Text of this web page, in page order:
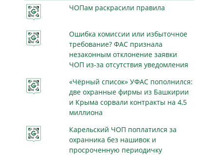
ЧОПам раскрасили правила
Ошибка комиссии или избыточное
требование? ФАС признала
незаконным отклонение заявки
ЧОП из-за отсутствия уведомления
«Чёрный список» УФАС пополнился:
две охранные фирмы из Башкирии
и Крыма сорвали контракты на 4,5
миллиона
Карельский ЧОП поплатился за
охранника без нашивок и
просроченную периодичку